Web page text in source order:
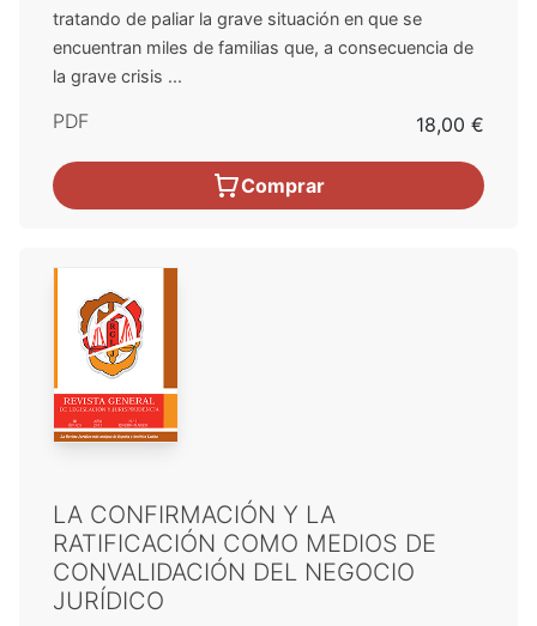
tratando de paliar la grave situación en que se
encuentran miles de familias que, a consecuencia de
la grave crisis ...
PDF 18,00 €
Comprar
LA CONFIRMACIÓN Y LA
RATIFICACIÓN COMO MEDIOS DE
CONVALIDACIÓN DEL NEGOCIO
JURÍDICO